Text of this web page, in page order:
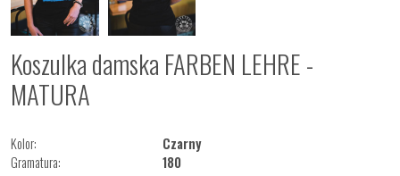
Koszulka damska FARBEN LEHRE -
MATURA
Kolor:
Czarny
Gramatura:
180